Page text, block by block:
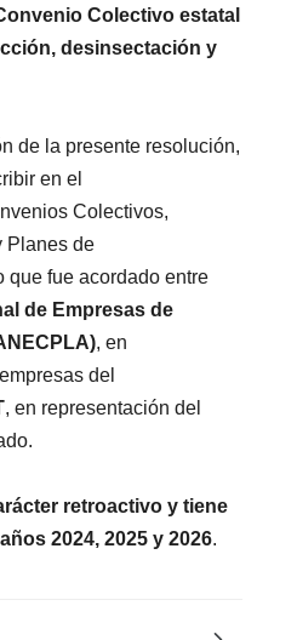
Colectivo estatal
desinsectación y
de la presente resolución,
en el
Colectivos,
Planes de
que fue acordado entre
de Empresas de
, en
del
, en representación del
retroactivo y tiene
2024, 2025 y 2026.